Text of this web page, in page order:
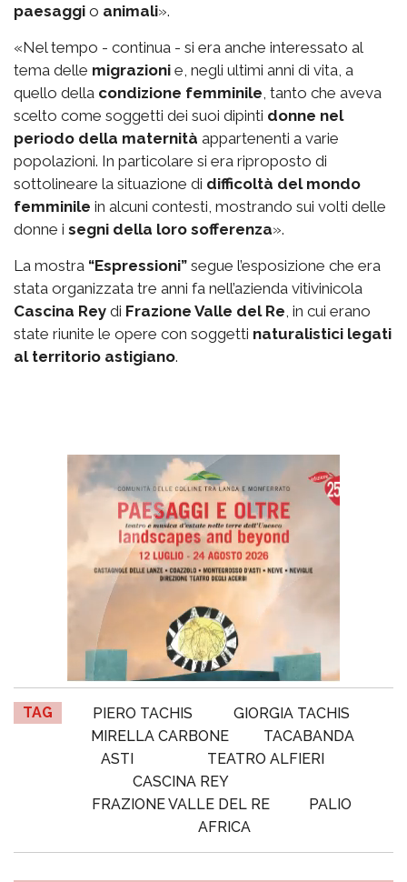
paesaggi o animali».
«Nel tempo - continua - si era anche interessato al
tema delle migrazioni e, negli ultimi anni di vita, a
quello della condizione femminile , tanto che aveva
scelto come soggetti dei suoi dipinti donne nel
periodo della maternità appartenenti a varie
popolazioni. In particolare si era riproposto di
sottolineare la situazione di difficoltà del mondo
femminile in alcuni contesti, mostrando sui volti delle
donne i segni della loro sofferenza».
La mostra “Espressioni” segue l’esposizione che era
stata organizzata tre anni fa nell’azienda vitivinicola
Cascina Rey di Frazione Valle del Re , in cui erano
state riunite le opere con soggetti naturalistici legati
al territorio astigiano.
TAG PIERO TACHIS
GIORGIA TACHIS
MIRELLA CARBONE
TACABANDA
ASTI
TEATRO ALFIERI
CASCINA REY
FRAZIONE VALLE DEL RE
PALIO
AFRICA